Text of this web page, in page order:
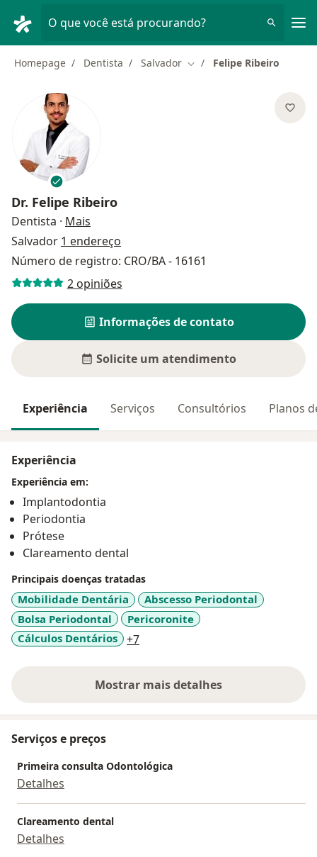
O que você está procurando?
Homepage Dentista Salvador Mudar de cidade
Felipe Ribeiro
Dr. Felipe Ribeiro
Dentista · Mais
Salvador 1 endereço
Número de registro: CRO/BA - 16161
2 opiniões
Informações de contato
Solicite um atendimento
Experiência Serviços Consultórios Planos
Experiência
Experiência em:
Implantodontia
Periodontia
Prótese
Clareamento dental
Principais doenças tratadas
Mobilidade Dentária
Abscesso Periodontal
Bolsa Periodontal
Pericoronite
Cálculos Dentários
+7a11y_sr_more_diseases
Mostrar mais detalhes
sobre a experiência
Serviços e preços
Primeira consulta Odontológica
Detalhes
Clareamento dental
Detalhes